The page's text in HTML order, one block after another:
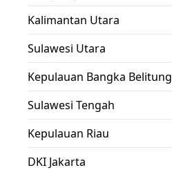
Kalimantan Utara
Sulawesi Utara
Kepulauan Bangka Belitung
Sulawesi Tengah
Kepulauan Riau
DKI Jakarta